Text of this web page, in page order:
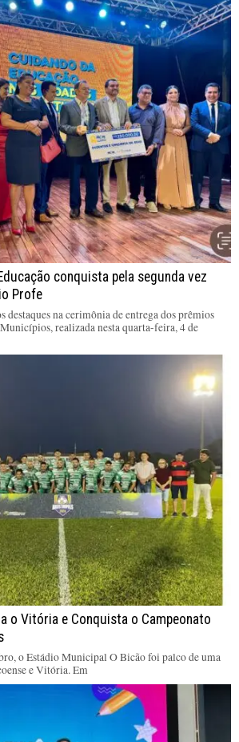
conquista pela segunda vez
Profe
na cerimônia de entrega dos prêmios
realizada nesta quarta-feira, 4 de
o Vitória e Conquista o Campeonato
o Estádio Municipal O Bicão foi palco de uma
e Vitória. Em